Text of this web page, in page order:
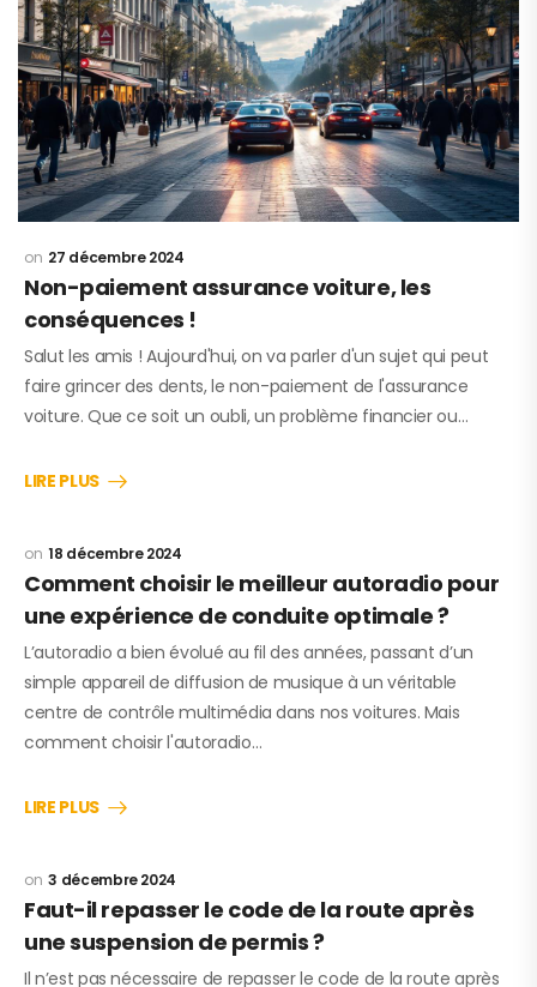
27 décembre 2024
Non-paiement assurance voiture, les
conséquences !
Salut les amis ! Aujourd'hui, on va parler d'un sujet qui peut
faire grincer des dents, le non-paiement de l'assurance
voiture. Que ce soit un oubli, un problème financier ou…
LIRE PLUS
18 décembre 2024
Comment choisir le meilleur autoradio pour
une expérience de conduite optimale ?
L’autoradio a bien évolué au fil des années, passant d’un
simple appareil de diffusion de musique à un véritable
centre de contrôle multimédia dans nos voitures. Mais
comment choisir l'autoradio…
LIRE PLUS
3 décembre 2024
Faut-il repasser le code de la route après
une suspension de permis ?
Il n’est pas nécessaire de repasser le code de la route après